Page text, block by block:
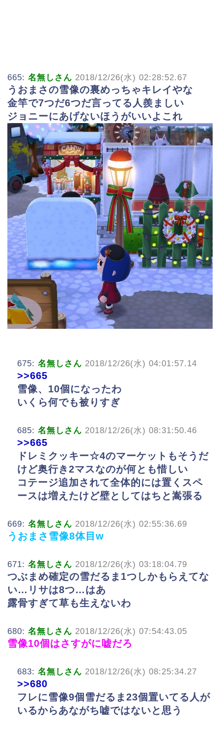
665: 名無しさん 2018/12/26(水) 02:28:52.67
うおまさの雪像の裏めっちゃキレイやな
金竿で7つだ6つだ言ってる人羨ましい
ジョニーにあげないほうがいいよこれ
675: 名無しさん 2018/12/26(水) 04:01:57.14
>>665
雪像、10個になったわ
いくら何でも被りすぎ
685: 名無しさん 2018/12/26(水) 08:31:50.46
>>665
ドレミクッキー☆4のマーケットもそうだ
けど奥行き2マスなのが何とも惜しい
コテージ追加されて全体的には置くスペ
ースは増えたけど壁としてはちと嵩張る
669: 名無しさん 2018/12/26(水) 02:55:36.69
うおまさ雪像8体目w
671: 名無しさん 2018/12/26(水) 03:18:04.79
つぶまめ確定の雪だるま1つしかもらえてな
い…リサは8つ…はあ
露骨すぎて草も生えないわ
680: 名無しさん 2018/12/26(水) 07:54:43.05
雪像10個はさすがに嘘だろ
683: 名無しさん 2018/12/26(水) 08:25:34.27
>>680
フレに雪像9個雪だるま23個置いてる人が
いるからあながち嘘ではないと思う